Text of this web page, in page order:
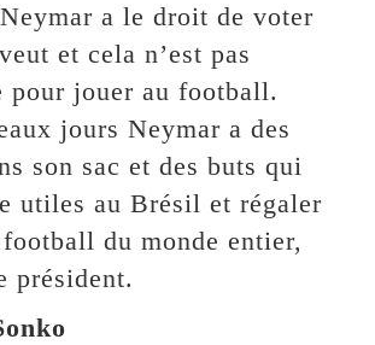
a le droit de voter
et cela n’est pas
pour jouer au football.
jours Neymar a des
son sac et des buts qui
utiles au Brésil et régaler
du monde entier,
président.